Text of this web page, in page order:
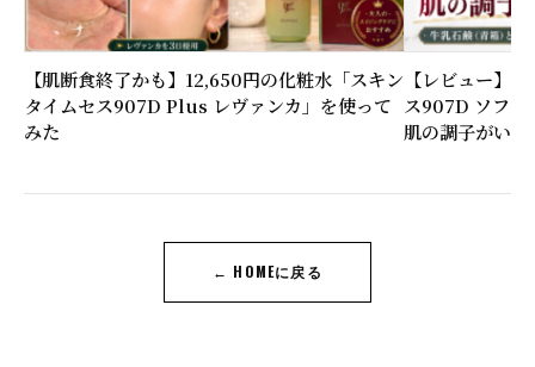
【肌断食終了かも】12,650円の化粧水「スキン
タイムセス907D Plus レヴァンカ」を使って
みた
【レビュー】
ス907D ソファ
肌の調子がいい
← HOMEに戻る